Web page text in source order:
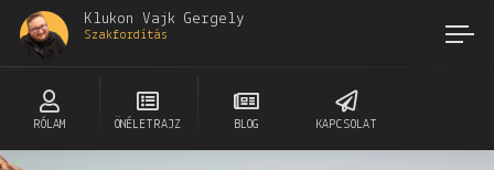
Klukon Vajk Gergely
Szakfordítás
RÓLAM ÖNÉLETRAJZ BLOG KAPCSOLAT